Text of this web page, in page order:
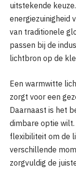
uitstekende
energiezuinigheid
van traditionele
passen bij de
lichtbron op de
Een warmwitte
zorgt voor een
Daarnaast is het
dimbare optie
flexibiliteit om de
verschillende
zorgvuldig de